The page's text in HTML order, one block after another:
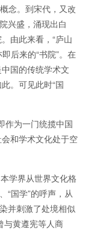
念。到宋代，又改
兴盛，涌现出白
由此来看，“庐山
后来的“书院”。在
国的传统学术文
。可见此时“国
作为一门统揽中国
和学术文化处于空
学界从世界文化格
“国学”的呼声，从
并刺激了处境相似
与黄遵宪等人商